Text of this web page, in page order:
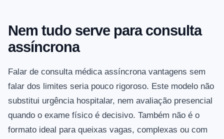
Nem tudo serve para consulta
assíncrona
Falar de consulta médica assíncrona vantagens sem
falar dos limites seria pouco rigoroso. Este modelo não
substitui urgência hospitalar, nem avaliação presencial
quando o exame físico é decisivo. Também não é o
formato ideal para queixas vagas, complexas ou com